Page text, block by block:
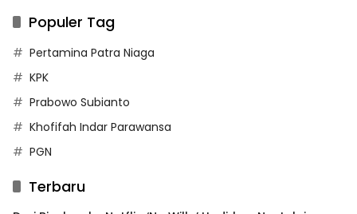
Populer Tag
Pertamina Patra Niaga
KPK
Prabowo Subianto
Khofifah Indar Parawansa
PGN
Terbaru